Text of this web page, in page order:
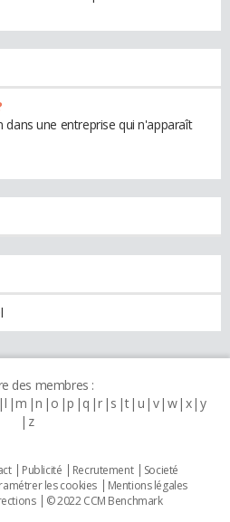
dans une entreprise qui n'apparaît
des membres :
l m n o p q r s t u v w x y
z
Publicité Recrutement
Societé
les cookies
Mentions légales
© 2022 CCM Benchmark